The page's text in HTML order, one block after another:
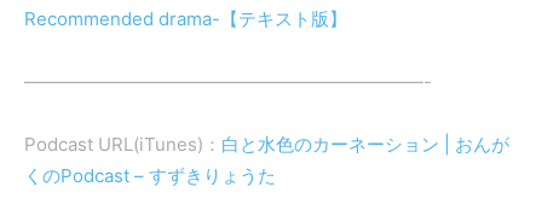
Recommended drama-【テキスト版】
——————————————————————-
Podcast URL(iTunes)： 白と水色のカーネーション | おんが
くのPodcast – すずきりょうた